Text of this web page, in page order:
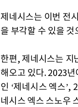
제네시스는 이번 전
을 부각할 수 있을
한편, 제네시스는 지
해오고 있다. 2023
인 ‘제네시스 엑스’,
네시스 엑스 스노우